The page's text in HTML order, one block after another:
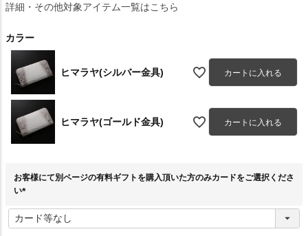
詳細・その他対象アイテム一覧はこちら
カラー
ヒマラヤ(シルバー金具) カートに入れる
ヒマラヤ(ゴールド金具) カートに入れる
お客様にて別ページの有料ギフトを購入頂いた方のみカードをご選択くださ
い
必
須